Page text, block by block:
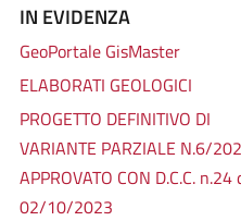
IN EVIDENZA
GeoPortale GisMaster
ELABORATI GEOLOGICI
PROGETTO DEFINITIVO DI
VARIANTE PARZIALE N.6/
APPROVATO CON D.C.C. n.24
02/10/2023